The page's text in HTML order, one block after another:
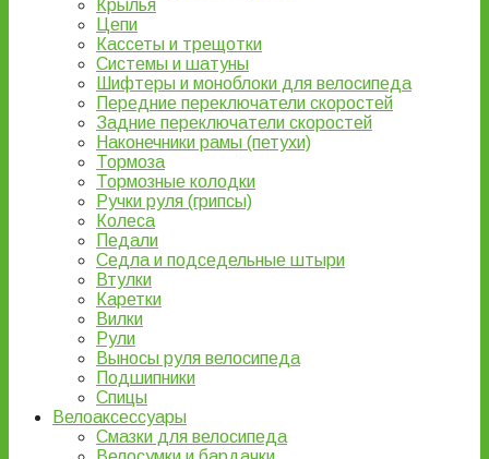
Крылья
Цепи
Кассеты и трещотки
Системы и шатуны
Шифтеры и моноблоки для велосипеда
Передние переключатели скоростей
Задние переключатели скоростей
Наконечники рамы (петухи)
Тормоза
Тормозные колодки
Ручки руля (грипсы)
Колеса
Педали
Седла и подседельные штыри
Втулки
Каретки
Вилки
Рули
Выносы руля велосипеда
Подшипники
Спицы
Велоаксессуары
Смазки для велосипеда